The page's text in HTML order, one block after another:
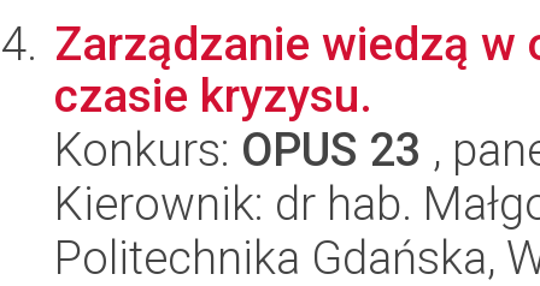
Zarządzanie wiedzą
czasie kryzysu.
Konkurs: OPUS 23 ,
Kierownik: dr hab.
Politechnika Gdańska,